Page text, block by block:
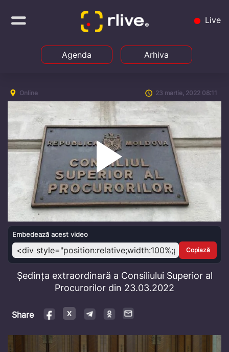
Live
Agenda Arhiva
Online 23 martie, 2022 08:11
Play
Video
Embedează acest video
Copiază
Ședința extraordinară a Consiliului Superior al
Procurorilor din 23.03.2022
Share